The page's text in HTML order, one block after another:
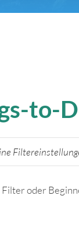
to-
oder